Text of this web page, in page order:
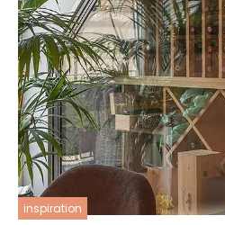
inspiration